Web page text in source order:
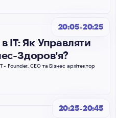
20:05-20:25
ІТ: Як Управляти
Здоров'я?
Founder, CEO та Бізнес архітектор
20:25-20:45